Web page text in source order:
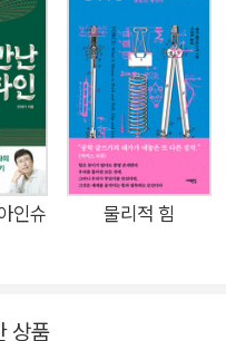
을 발휘하여 우리 몸의 거
한다. 이 책은 경이로운 우
기 위해서 사람들이 알아야
뿐만 아니라 가끔은 잘못된
신에 대한 따끔한 질책이
리가 한평생을 함께 보내
생각해볼 기회를 가지게 될
인슈
물리적 힘
상품